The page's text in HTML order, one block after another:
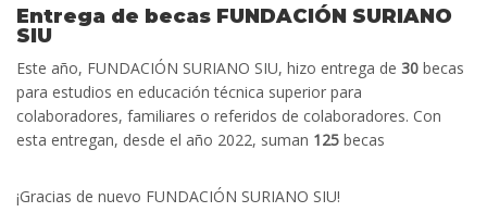
Entrega de becas FUNDACIÓN SURIANO
SIU
Este año, FUNDACIÓN SURIANO SIU, hizo entrega de 30 becas
para estudios en educación técnica superior para
colaboradores, familiares o referidos de colaboradores. Con
esta entregan, desde el año 2022, suman 125 becas
¡Gracias de nuevo FUNDACIÓN SURIANO SIU!